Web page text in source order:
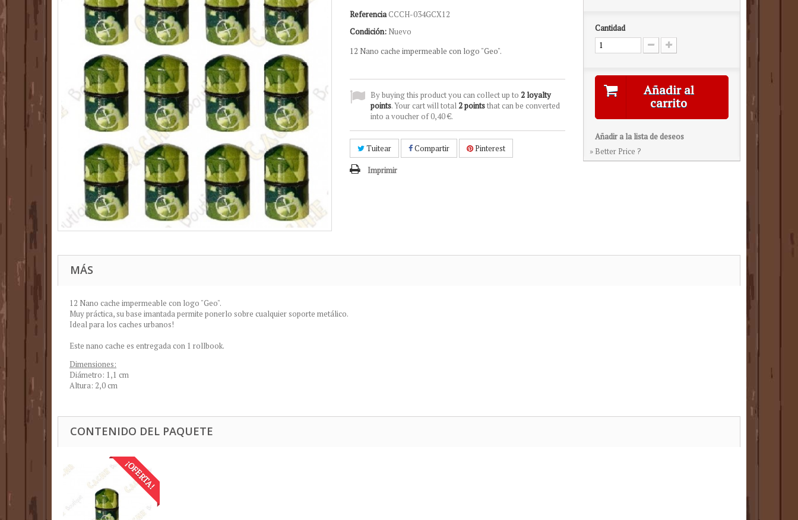
ReferenciaCCCH-034GCX12
Condición: Nuevo
12 Nano cache impermeable con logo "Geo".
By buying this product you can collect up to 2loyalty
points. Your cart will total2pointsthat can be converted
into a voucher of0,40 €.
Tuitear Compartir Pinterest
Imprimir
Cantidad
Añadir al
carrito
Añadir a la lista de deseos
» Better Price ?
MÁS
12 Nano cache impermeable con logo "Geo".
Muy práctica, su base imantada permite ponerlo sobre cualquier soporte metálico.
Ideal para los caches urbanos!
Este nano cache es entregada con 1 rollbook.
Dimensiones:
Diámetro: 1,1 cm
Altura: 2,0 cm
CONTENIDO DEL PAQUETE
¡OFERTA!